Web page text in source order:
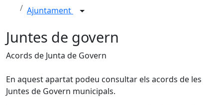
Ajuntament
Juntes de govern
Acords de Junta de Govern
En aquest apartat podeu consultar els acords de les
Juntes de Govern municipals.